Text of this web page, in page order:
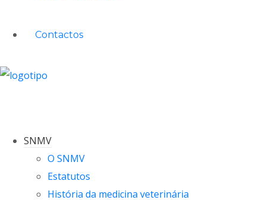
Contactos
SNMV
O SNMV
Estatutos
História da medicina veterinária